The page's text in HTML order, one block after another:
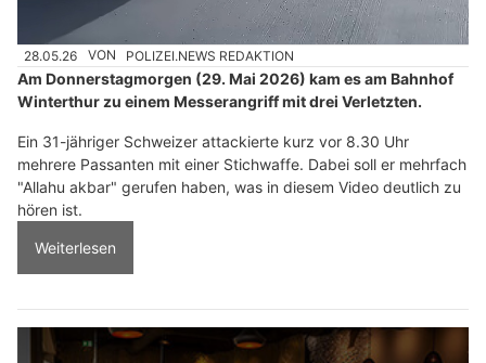
28.05.26 VON POLIZEI.NEWS REDAKTION
Am Donnerstagmorgen (29. Mai 2026) kam es am Bahnhof
Winterthur zu einem Messerangriff mit drei Verletzten.
Ein 31-jähriger Schweizer attackierte kurz vor 8.30 Uhr
mehrere Passanten mit einer Stichwaffe. Dabei soll er mehrfach
"Allahu akbar" gerufen haben, was in diesem Video deutlich zu
hören ist.
Weiterlesen